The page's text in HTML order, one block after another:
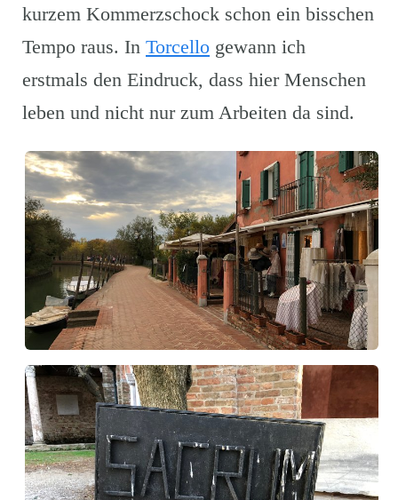
kurzem Kommerzschock schon ein bisschen
Tempo raus. In Torcello gewann ich
erstmals den Eindruck, dass hier Menschen
leben und nicht nur zum Arbeiten da sind.